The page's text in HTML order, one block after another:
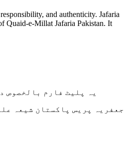
and authenticity. Jafaria
Quaid-e-Millat Jafaria Pakistan. It
یہ پلیٹ فارم بالخصوص
جعفریہ پریس پاکستان شیعہ